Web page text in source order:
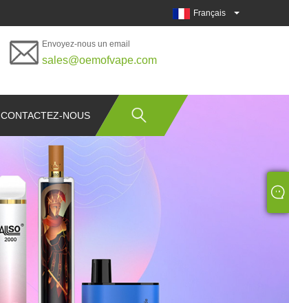
Français
Envoyez-nous un email
sales@oemofvape.com
CONTACTEZ-NOUS